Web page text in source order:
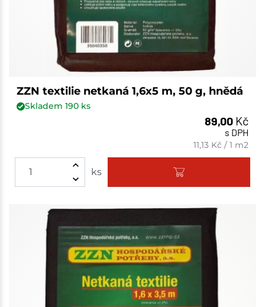
ZZN textilie netkaná 1,6x5 m, 50 g, hnědá
Skladem 190ks
89,00 Kč
s DPH
11,13 Kč /1 m2
ks